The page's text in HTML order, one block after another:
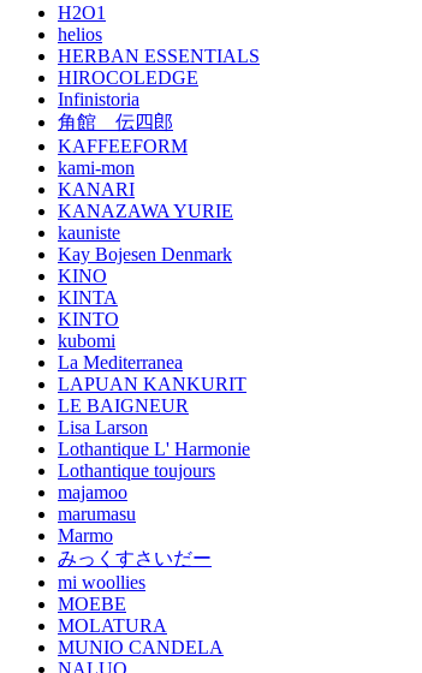
H2O1
helios
HERBAN ESSENTIALS
HIROCOLEDGE
Infinistoria
角館 伝四郎
KAFFEEFORM
kami-mon
KANARI
KANAZAWA YURIE
kauniste
Kay Bojesen Denmark
KINO
KINTA
KINTO
kubomi
La Mediterranea
LAPUAN KANKURIT
LE BAIGNEUR
Lisa Larson
Lothantique L' Harmonie
Lothantique toujours
majamoo
marumasu
Marmo
みっくすさいだー
mi woollies
MOEBE
MOLATURA
MUNIO CANDELA
NALUQ